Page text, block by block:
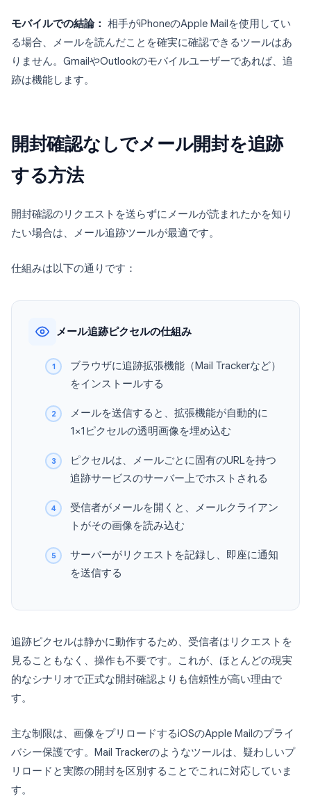
モバイルでの結論： 相手がiPhoneのApple Mailを使用してい
る場合、メールを読んだことを確実に確認できるツールはあ
りません。GmailやOutlookのモバイルユーザーであれば、追
跡は機能します。
開封確認なしでメール開封を追跡
する方法
開封確認のリクエストを送らずにメールが読まれたかを知り
たい場合は、メール追跡ツールが最適です。
仕組みは以下の通りです：
メール追跡ピクセルの仕組み
ブラウザに追跡拡張機能（Mail Trackerなど）
をインストールする
メールを送信すると、拡張機能が自動的に
1×1ピクセルの透明画像を埋め込む
ピクセルは、メールごとに固有のURLを持つ
追跡サービスのサーバー上でホストされる
受信者がメールを開くと、メールクライアン
トがその画像を読み込む
サーバーがリクエストを記録し、即座に通知
を送信する
追跡ピクセルは静かに動作するため、受信者はリクエストを
見ることもなく、操作も不要です。これが、ほとんどの現実
的なシナリオで正式な開封確認よりも信頼性が高い理由で
す。
主な制限は、画像をプリロードするiOSのApple Mailのプライ
バシー保護です。Mail Trackerのようなツールは、疑わしいプ
リロードと実際の開封を区別することでこれに対応していま
す。